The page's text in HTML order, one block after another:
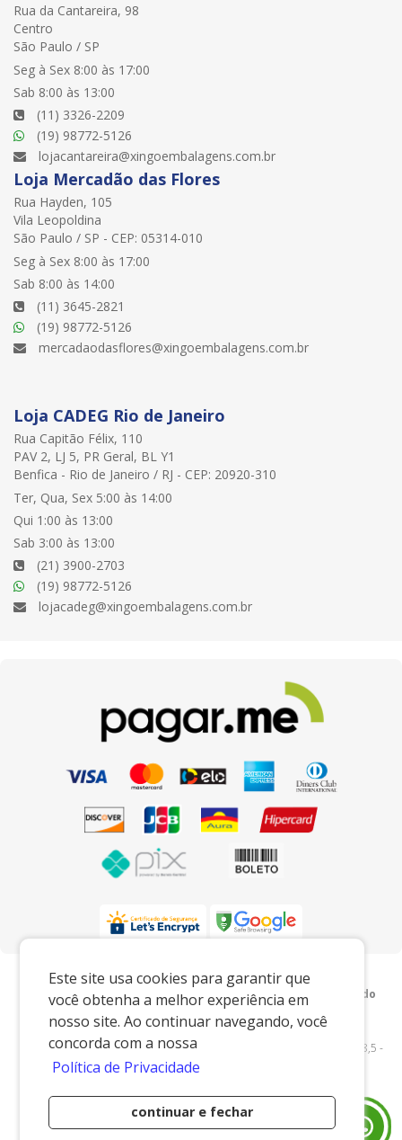
Este site usa cookies para garantir que
você obtenha a melhor experiência em
nosso site. Ao continuar navegando, você
concorda com a nossa
Política de Privacidade
continuar e fechar
Rua da Cantareira, 98
Centro
São Paulo / SP
Seg à Sex 8:00 às 17:00
Sab 8:00 às 13:00
(11) 3326-2209
(19) 98772-5126
lojacantareira@xingoembalagens.com.br
Loja Mercadão das Flores
Rua Hayden, 105
Vila Leopoldina
São Paulo / SP - CEP: 05314-010
Seg à Sex 8:00 às 17:00
Sab 8:00 às 14:00
(11) 3645-2821
(19) 98772-5126
mercadaodasflores@xingoembalagens.com.br
Loja CADEG Rio de Janeiro
Rua Capitão Félix, 110
PAV 2, LJ 5, PR Geral, BL Y1
Benfica - Rio de Janeiro / RJ - CEP: 20920-310
Ter, Qua, Sex 5:00 às 14:00
Qui 1:00 às 13:00
Sab 3:00 às 13:00
(21) 3900-2703
(19) 98772-5126
lojacadeg@xingoembalagens.com.br
Preços e condições exclusivos para o
www.xingoembalagens.com.br e para o televendas, podendo
sofrer alterações sem prévia notiﬁcação.
Xingó Embalagens|62.438.429/0001-12|
www.xingoembalagens.com.br| Rodovia Prefeito Aziz Lian, Km 28,5 -
s/n - Borda da Mata - Jaguariúna/SP - 13916-875 - E-mail:
Desenvolvido por